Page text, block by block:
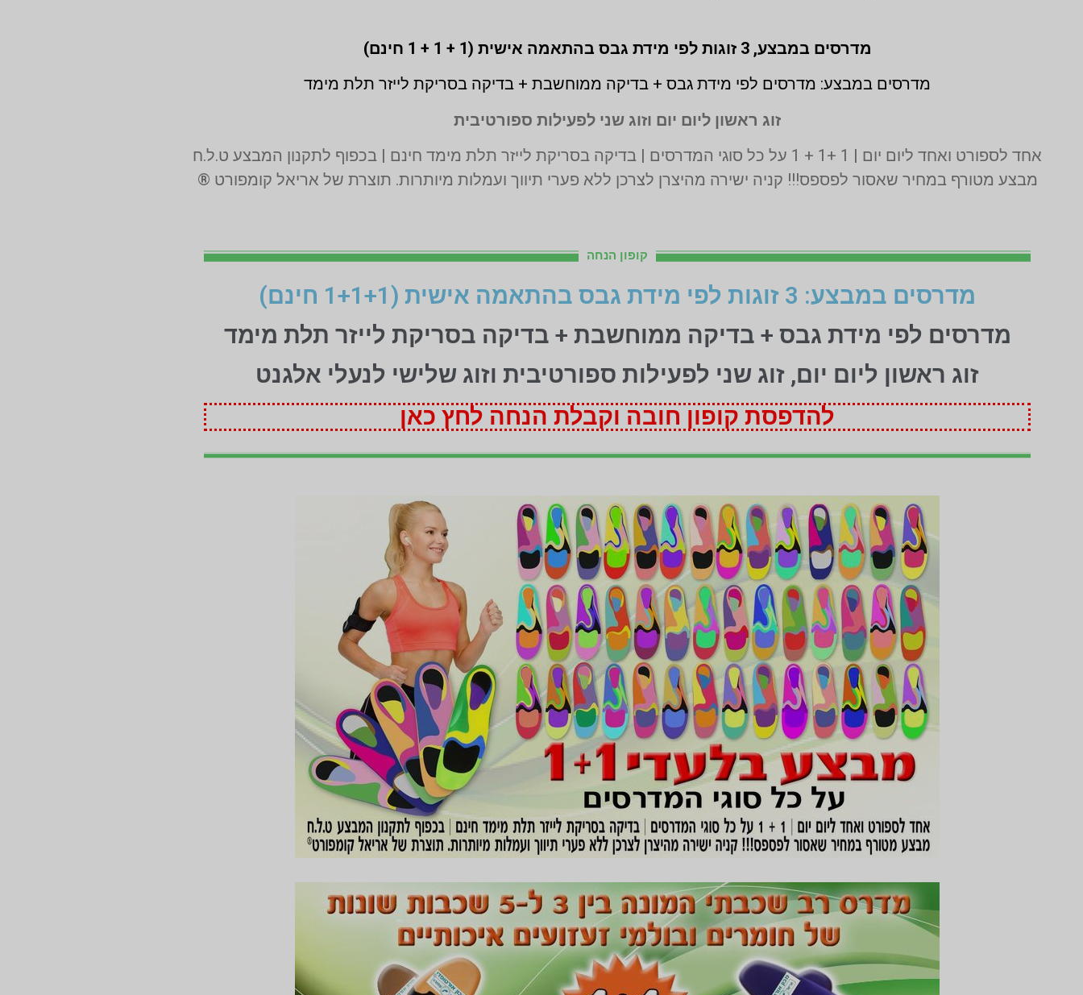
מדרסים במבצע,3 זוגות לפי מידת גבס בהתאמה אישית (1 + 1 + 1 חינם)
מדרסים במבצע: מדרסים לפי מידת גבס + בדיקה ממוחשבת + בדיקה בסריקת לייזר תלת מימד
זוג ראשון ליום יום וזוג שני לפעילות ספורטיבית
אחד לספורט ואחד ליום יום | 1 +1 + 1 על כל סוגי המדרסים | בדיקה בסריקת לייזר תלת מימד חינם | בכפוף לתקנון המבצע ט.ל.ח
מבצע מטורף במחיר שאסור לפספס!!! קניה ישירה מהיצרן לצרכן ללא פערי תיווך ועמלות מיותרות. תוצרת של אריאל קומפורט ®
קופון הנחה
מדרסים במבצע: 3 זוגות לפי מידת גבס בהתאמה אישית (1+1+1 חינם)
מדרסים לפי מידת גבס + בדיקה ממוחשבת + בדיקה בסריקת לייזר תלת מימד
זוג ראשון ליום יום, זוג שני לפעילות ספורטיבית וזוג שלישי לנעלי אלגנט
להדפסת קופון חובה וקבלת הנחה לחץ כאן